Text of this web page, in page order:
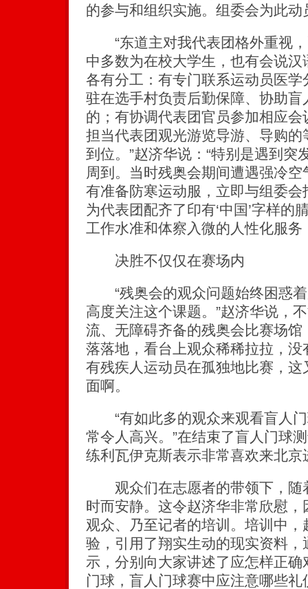
的参与和组织实施。组委会为此
“东道主对我代表团格外重视，
中多数为在校大学生，也有会说
各有分工：有专门联系运动员医
驻在选手村负责后勤保障、协助
的；有协调代表团官员参加相应
担当代表团观光游览导游、导购
到位。”赵济华说：“特别是遇到突
周到。当时残奥会期间遭遇强冷
有准备防寒运动服，立即与组委
为代表团配齐了印有‘中国’字样的
工作水准和体察入微的人性化服务
决胜不仅仅在赛场内
“残奥会的观众问题始终困惑着
高度关注这个课题。”赵济华说，
流、无障碍齐备的残奥会比赛场
落落地，看台上观众稀稀拉拉，
有残疾人运动员在孤独地比赛，
面啊。
“有如此多的观众来观看盲人门
常令人高兴。”在结束了盲人门球
练利瓦伊克斯表示非常喜欢来北京
观众们在志愿者的带领下，随
时而安静。这令赵济华非常欣慰
观众、乃至记者的培训。培训中
验，引用了翔实生动的现实资料
示，分别向大家讲述了应怎样正
门球，盲人门球赛中应注意哪些礼